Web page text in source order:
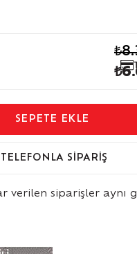
TELEFONLA SIPARIŞ
verilen siparişler aynı